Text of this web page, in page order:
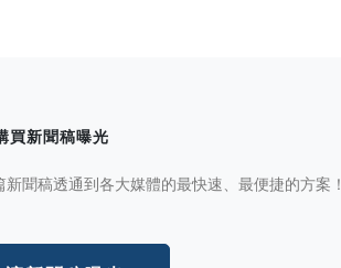
買新聞稿曝光
新聞稿透通到各大媒體的最快速、最便捷的方案！